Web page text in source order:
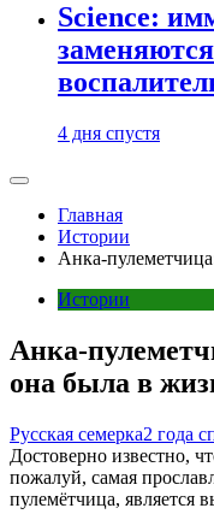
Science:
4 дня спустя
Главная
Истории
Анка-
Истории
Анка-
она была в
Русская семерка2 года
Достоверно известно,
пожалуй, самая
пулемётчица,